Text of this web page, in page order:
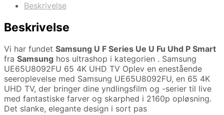
Beskrivelse
Beskrivelse
Vi har fundet Samsung U F Series Ue U Fu Uhd P Smart
fra Samsung hos ultrashop i kategorien . Samsung
UE65U8092FU 65 4K UHD TV Oplev en enestående
seeroplevelse med Samsung UE65U8092FU, en 65 4K
UHD TV, der bringer dine yndlingsfilm og -serier til live
med fantastiske farver og skarphed i 2160p opløsning.
Det slanke, elegante design i sort pas